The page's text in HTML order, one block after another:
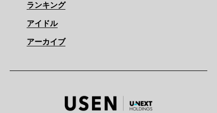
ランキング
アイドル
アーカイブ